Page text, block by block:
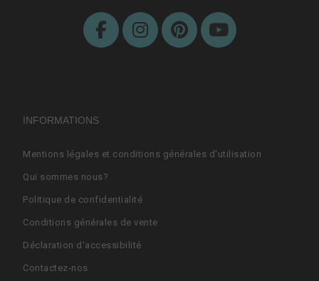
INFORMATIONS
Mentions légales et conditions générales d'utilisation
Qui sommes nous?
Politique de confidentialité
Conditions générales de vente
Déclaration d'accessibilité
Contactez-nos